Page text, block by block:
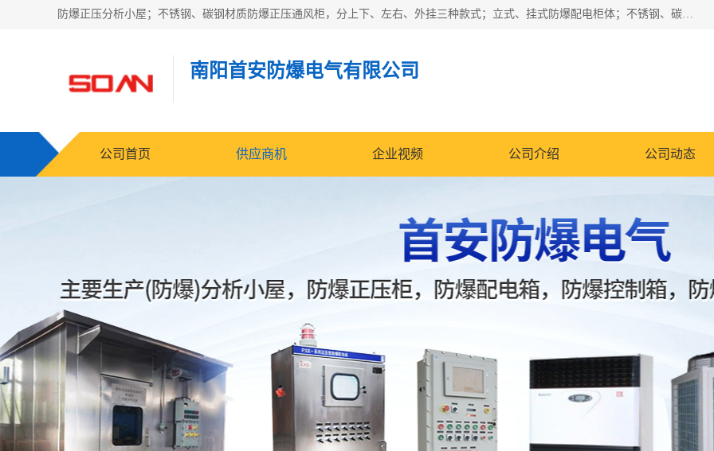
防爆正压分析小屋；不锈钢、碳钢材质防爆正压通风柜，分上下、左右、外挂三种款式；立式、挂式防爆配电柜体；不锈钢、碳钢防爆变频、磁力、星三角启动器；不锈钢、碳钢、铸铝防爆控制箱柜；可操作按键、多块式防爆仪表箱；多材质防爆接线箱；台式防爆电脑、防爆监视器。产品适配石油、化工、煤炭、电力、纺织、酿酒、航天、铁路、冶金、船舶、消防、市政等多行业工况使用。
南阳首安防爆电气有限公司
公司首页 供应商机 企业视频 公司介绍 公司动态